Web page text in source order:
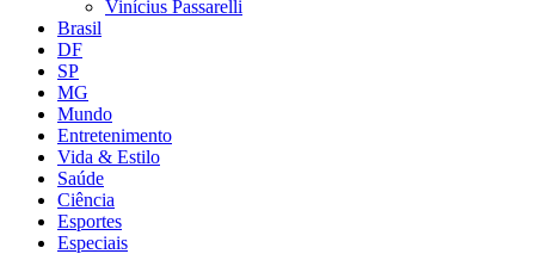
Vinícius Passarelli
Brasil
DF
SP
MG
Mundo
Entretenimento
Vida & Estilo
Saúde
Ciência
Esportes
Especiais